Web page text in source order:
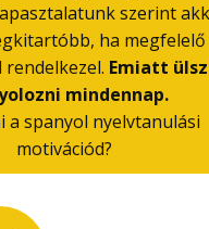
szerint
ha megfelelő
rendelkezel. Emiatt
mindennap.
a spanyol nyelvtanulási
motivációd?